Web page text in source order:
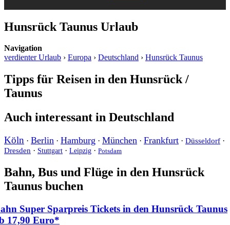
Hunsrück Taunus Urlaub
Navigation
verdienter Urlaub › Europa › Deutschland › Hunsrück Taunus
Tipps für Reisen in den Hunsrück /
Taunus
Auch interessant in Deutschland
Köln · Berlin · Hamburg · München · Frankfurt · Düsseldorf ·
Dresden · Stuttgart · Leipzig · Potsdam
Bahn, Bus und Flüge in den Hunsrück
Taunus buchen
Super Sparpreis Tickets in den Hunsrück Taunus
17,90 Euro*